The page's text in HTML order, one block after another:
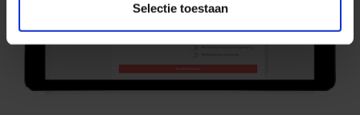
Selectie toestaan